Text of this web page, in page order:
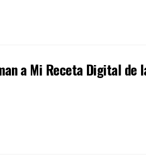
a Mi Receta Digital de